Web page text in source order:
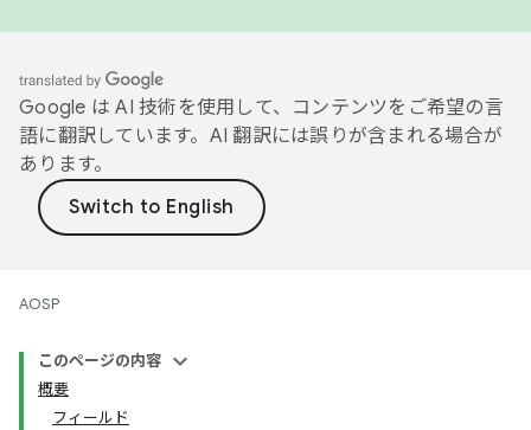
Google は AI 技術を使用して、コンテンツをご希望の言
語に翻訳しています。AI 翻訳には誤りが含まれる場合が
あります。
AOSP
このページの内容
概要
フィールド